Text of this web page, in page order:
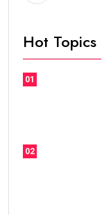
Hot Topics
01
02